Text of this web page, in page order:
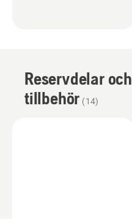
Reservdelar och
tillbehör (14)